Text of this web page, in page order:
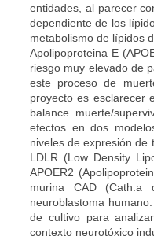
entidades, al parecer
dependiente de los
metabolismo de lípidos
Apolipoproteina E
riesgo muy elevado de
este proceso de
proyecto es esclarecer
balance muerte/
efectos en dos
niveles de expresión de
LDLR (Low Density
APOER2
murina CAD (Cath.a
neuroblastoma
de cultivo para
contexto neurotóxico